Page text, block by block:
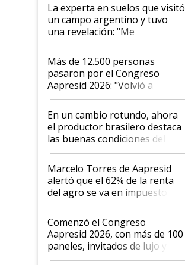
La experta en suelos que visitó
un campo argentino y tuvo
una revelación: "Me
impresionó mucho"
Más de 12.500 personas
pasaron por el Congreso
Aapresid 2026: "Volvió a
demostrar que hablar del
suelo es hablar de todo el
sistema productivo"
En un cambio rotundo, ahora
el productor brasilero destaca
las buenas condiciones del
agro argentino para invertir:
"Los veo más motivados"
Marcelo Torres de Aapresid
alertó que el 62% de la renta
del agro se va en impuestos:
"No es bueno que en
Argentina se sigan discutiendo
las mismas cosas de hace 50
años"
Comenzó el Congreso
Aapresid 2026, con más de 100
paneles, invitados de lujo y
todas las tendencias